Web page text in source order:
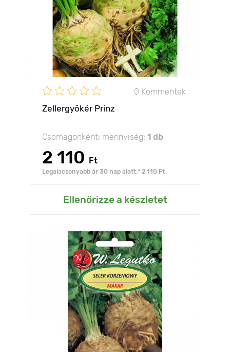
0 Kommentek
Zellergyökér Prinz
Csomagonkénti mennyiség: 1 db
2 110 Ft
Legalacsonyabb ár 30 nap alatt:* 2 110 Ft
Ellenőrizze a készletet